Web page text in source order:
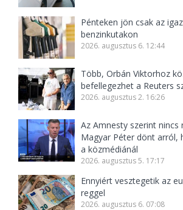
Pénteken jön csak az
benzinkutakon
2026. augusztus 6. 12:44
Több, Orbán Viktorhoz
befellegezhet a Reuters
2026. augusztus 2. 16:26
Az Amnesty szerint nincs
Magyar Péter dönt arról,
a közmédiánál
2026. augusztus 5. 17:17
Ennyiért vesztegetik az
reggel
2026. augusztus 6. 07:08